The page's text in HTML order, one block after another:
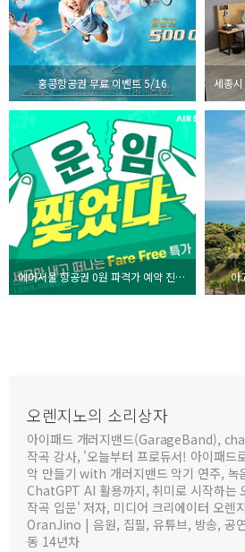
홍콩항공권 무료 이벤트 5/16
에어서울 항공권 0원 파격가 예약 진행중 아
오렌지노의 소리상자
아이패드 개러지밴드(GarageBand),
작곡 강사, '오늘부터 프로듀서! 아이패드
악 만들기 with 개러지밴드 악기 연주, 녹
ChatGPT AI 활용까지, 취미로 시작하는
작곡 입문' 저자, 미디어 크리에이터 오렌
OranJino | 음원, 집필, 유튜브, 방송, 공
동 14년차